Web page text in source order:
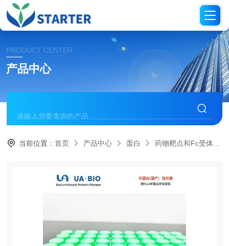
PRODUCT CENTER
产品中心
当前位置：首页 产品中心 蛋白 药物靶点和Fc受体